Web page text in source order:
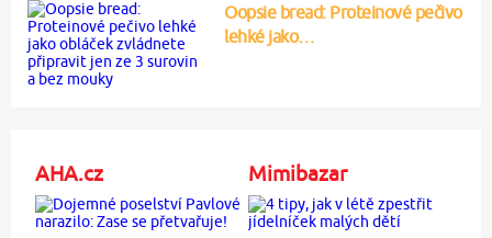
Oopsie bread: Proteinové pečivo
lehké jako…
AHA.cz Mimibazar